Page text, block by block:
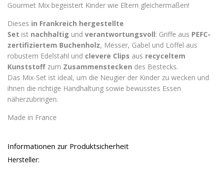
Gourmet Mix begeistert Kinder wie Eltern gleichermaßen!
Dieses in Frankreich hergestellte
Set ist nachhaltig und verantwortungsvoll: Griffe aus PEFC-
zertifiziertem Buchenholz, Messer, Gabel und Löffel aus
robustem Edelstahl und clevere Clips aus recyceltem
Kunststoff zum Zusammenstecken des Bestecks.
Das Mix-Set ist ideal, um die Neugier der Kinder zu wecken und
ihnen die richtige Handhaltung sowie bewusstes Essen
näherzubringen.
Made in France
Informationen zur Produktsicherheit
Hersteller: